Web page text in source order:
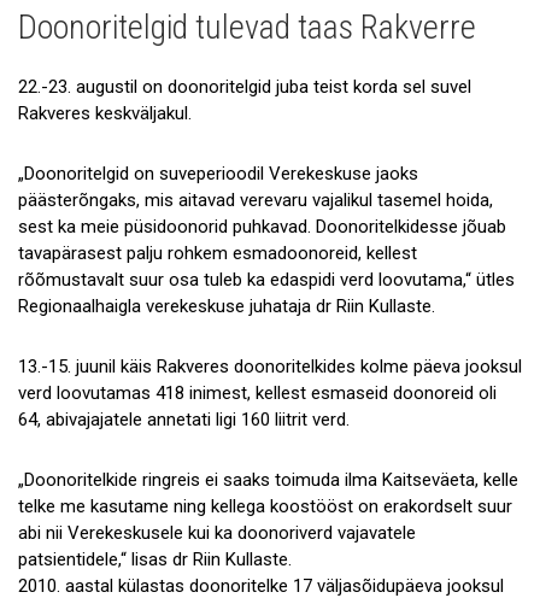
Uudised
Galerii
Tule tööle!
Tule ekskursioonile!
Andmekaitse
Doonoritelgid tulevad taas Rakverre
22.-23. augustil on doonoritelgid juba teist korda sel suvel
Rakveres keskväljakul.
„Doonoritelgid on suveperioodil Verekeskuse jaoks
päästerõngaks, mis aitavad verevaru vajalikul tasemel hoida,
sest ka meie püsidoonorid puhkavad. Doonoritelkidesse jõuab
tavapärasest palju rohkem esmadoonoreid, kellest
rõõmustavalt suur osa tuleb ka edaspidi verd loovutama,“ ütles
Regionaalhaigla verekeskuse juhataja dr Riin Kullaste.
13.-15. juunil käis Rakveres doonoritelkides kolme päeva jooksul
verd loovutamas 418 inimest, kellest esmaseid doonoreid oli
64, abivajajatele annetati ligi 160 liitrit verd.
„Doonoritelkide ringreis ei saaks toimuda ilma Kaitseväeta, kelle
telke me kasutame ning kellega koostööst on erakordselt suur
abi nii Verekeskusele kui ka doonoriverd vajavatele
patsientidele,“ lisas dr Riin Kullaste.
2010. aastal külastas doonoritelke 17 väljasõidupäeva jooksul